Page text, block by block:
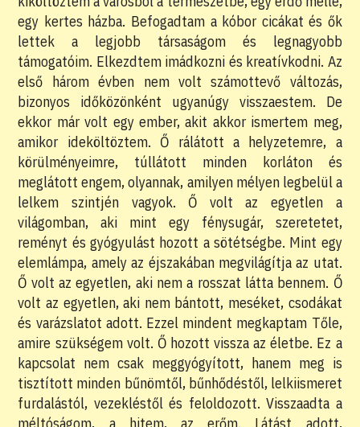
egy kertes házba. Befogadtam a kóbor cicákat és ők
lettek a legjobb társaságom és legnagyobb
támogatóim. Elkezdtem imádkozni és kreatívkodni. Az
első három évben nem volt számottevő változás,
bizonyos időközönként ugyanúgy visszaestem. De
ekkor már volt egy ember, akit akkor ismertem meg,
amikor ideköltöztem. Ő rálátott a helyzetemre, a
körülményeimre, túllátott minden korláton és
meglátott engem, olyannak, amilyen mélyen legbelül a
lelkem szintjén vagyok. Ő volt az egyetlen a
világomban, aki mint egy fénysugár, szeretetet,
reményt és gyógyulást hozott a sötétségbe. Mint egy
elemlámpa, amely az éjszakában megvilágítja az utat.
Ő volt az egyetlen, aki nem a rosszat látta bennem. Ő
volt az egyetlen, aki nem bántott, meséket, csodákat
és varázslatot adott. Ezzel mindent megkaptam Tőle,
amire szükségem volt. Ő hozott vissza az életbe. Ez a
kapcsolat nem csak meggyógyított, hanem meg is
tisztított minden bűnömtől, bűnhődéstől, lelkiismeret
furdalástól, vezekléstől és feloldozott. Visszaadta a